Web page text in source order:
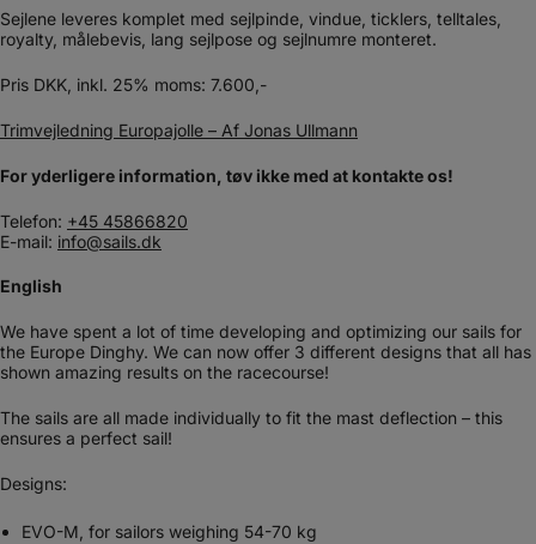
Sejlene leveres komplet med sejlpinde, vindue, ticklers, telltales,
royalty, målebevis, lang sejlpose og sejlnumre monteret.​
Pris DKK, inkl. 25% moms: 7.600,-
Trimvejledning Europajolle – Af Jonas Ullmann
For yderligere information, tøv ikke med at kontakte os!
Telefon: +45 45866820
E-mail: info@sails.dk
English
We have spent a lot of time developing and optimizing our sails for
the Europe Dinghy. We can now offer 3 different designs that all has
shown amazing results on the racecourse!
The sails are all made individually to fit the mast deflection – this
ensures a perfect sail!
Designs:
EVO-M, for sailors weighing 54-70 kg